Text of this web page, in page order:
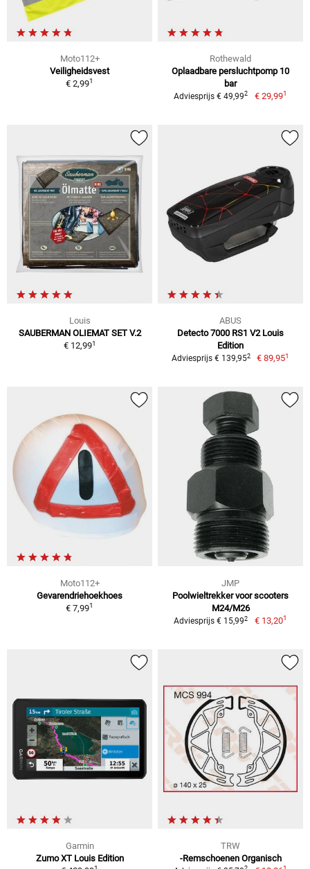
Moto112+
Veiligheidsvest
€ 2,991
Rothewald
Oplaadbare persluchtpomp 10
bar
Adviesprijs € 49,992 € 29,991
Louis
SAUBERMAN OLIEMAT SET V.2
€ 12,991
ABUS
Detecto 7000 RS1 V2 Louis
Edition
Adviesprijs € 139,952 € 89,951
Moto112+
Gevarendriehoekhoes
€ 7,991
JMP
Poolwieltrekker voor scooters
M24/M26
Adviesprijs € 15,992 € 13,201
Garmin
Zumo XT Louis Edition
TRW
-Remschoenen Organisch